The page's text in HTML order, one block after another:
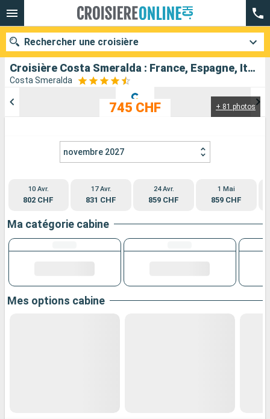
Croisière Costa Smeralda : France, Espagne, Italie au départ de Marseille
Costa Smeralda
+ 81 photos
745 CHF
novembre 2027
10 Avr.
802 CHF
17 Avr.
831 CHF
24 Avr.
859 CHF
1 Mai
859 CHF
Ma catégorie cabine
Mes options cabine
Rechercher une croisière
Compagnies
Rechercher